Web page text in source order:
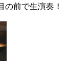
前で生演奏！